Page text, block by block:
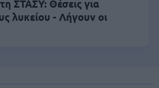
ΣΤΑΣΥ: Θέσεις για
λυκείου - Λήγουν οι